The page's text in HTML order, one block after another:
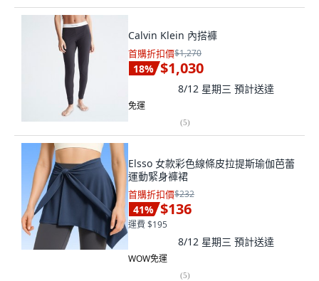
Calvin Klein 內搭褲
首購折扣價$1,270
18% $1,030
8/12 星期三 預計送達
免運
(5)
Elsso 女款彩色線條皮拉提斯瑜伽芭蕾
運動緊身褲裙
首購折扣價$232
41% $136
運費 $195
8/12 星期三 預計送達
WOW免運
(5)